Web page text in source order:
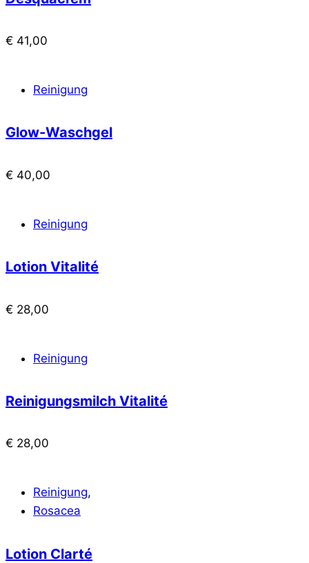
€ 41,00
Reinigung
Glow-Waschgel
€ 40,00
Reinigung
Lotion Vitalité
€ 28,00
Reinigung
Reinigungsmilch Vitalité
€ 28,00
Reinigung,
Rosacea
Lotion Clarté